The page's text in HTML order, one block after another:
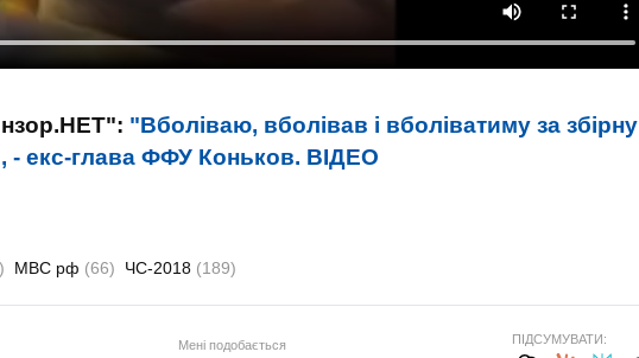
"Вболіваю, вболівав і вболіватиму за збірну
- екс-глава ФФУ Коньков. ВIДЕО
МВС рф (66) ЧС-2018 (189)
Мені подобається ПІДСУМУВАТИ: